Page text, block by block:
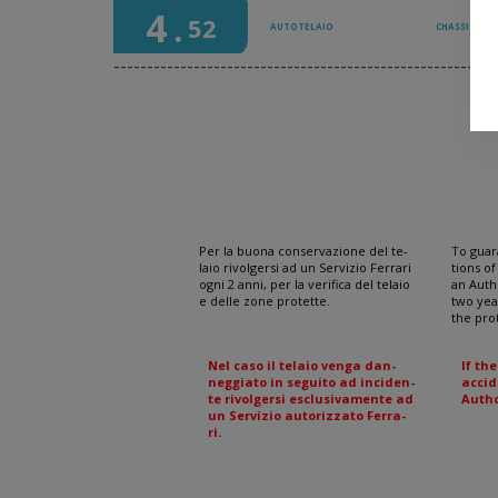
4. 52 AUTOTELAIO CHASSIS
To
tions of
an
two
the
If
Per la buona conservazione del te-
laio rivolgersi ad un Servizio Ferrari
ogni 2 anni, per la verifica del telaio
e delle zone protette.
Nel caso il telaio venga dan-
neggiato in seguito ad inciden-
te rivolgersi esclusivamente ad
un Servizio autorizzato Ferra-
ri.